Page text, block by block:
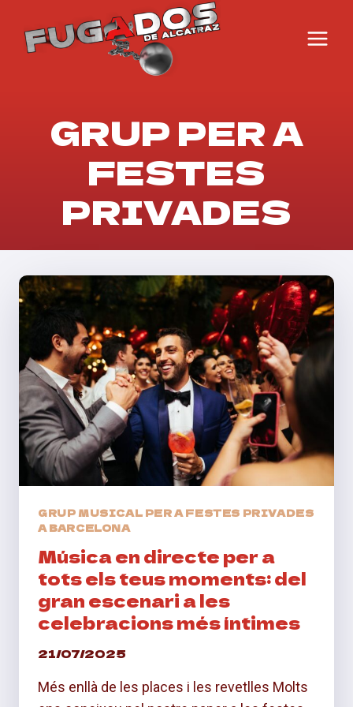
contingut
GRUP PER A
FESTES
PRIVADES
GRUP MUSICAL PER A FESTES PRIVADES
A BARCELONA
Música en directe per a
tots els teus moments: del
gran escenari a les
celebracions més íntimes
21/07/2025
Més enllà de les places i les revetlles Molts